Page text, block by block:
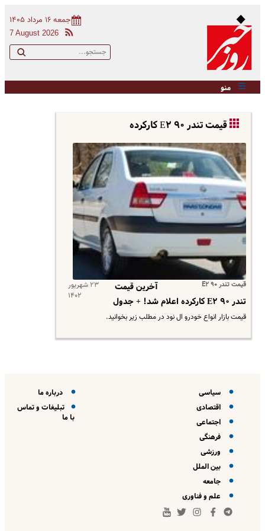
جمعه ۱۶ مرداد ۱۴۰۵
7 August 2026
منو
قیمت تندر ۹۰ E۲ کارکرده
قیمت تندر ۹۰ E۲
۲۳ شهریور
۱۴۰۲
آخرین قیمت
تندر ۹۰ E۲ کارکرده اعلام شد! + جدول
قیمت بازار انواع خودرو ال نود در مطلب زیر بخوانید.
سیاسی
اقتصادی
اجتماعی
فرهنگی
ورزشی
بین الملل
جامعه
علم و فناوری
درباره ما
تبلیغات و تماس
با ما